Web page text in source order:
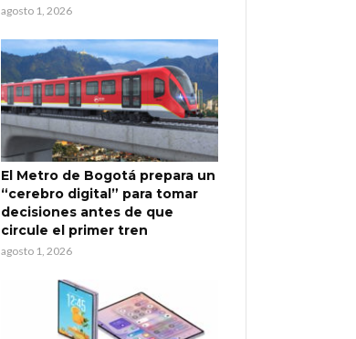
agosto 1, 2026
El Metro de Bogotá prepara un
“cerebro digital” para tomar
decisiones antes de que
circule el primer tren
agosto 1, 2026